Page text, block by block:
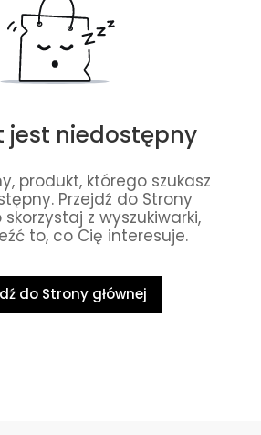
jest niedostępny
produkt, którego szukasz
Przejdź do Strony
skorzystaj z wyszukiwarki,
to, co Cię interesuje.
do Strony głównej